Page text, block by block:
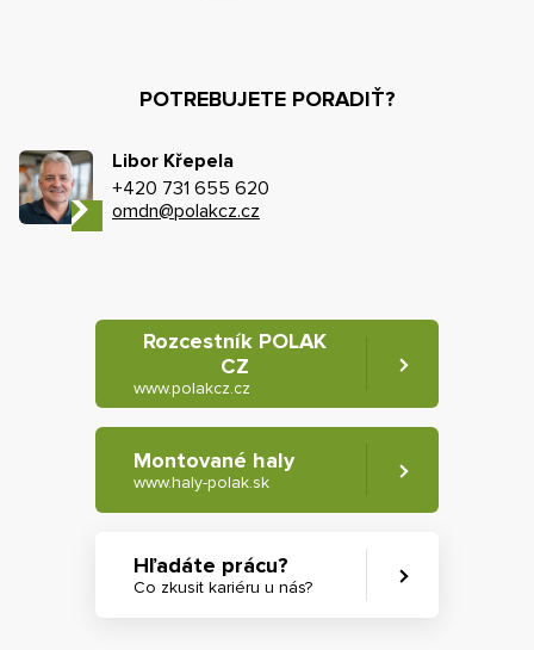
POTREBUJETE PORADIŤ?
Libor Křepela
+420 731 655 620
omdn@polakcz.cz
Rozcestník POLAK
CZ
www.polakcz.cz
Montované haly
www.haly-polak.sk
Hľadáte prácu?
Co zkusit kariéru u nás?